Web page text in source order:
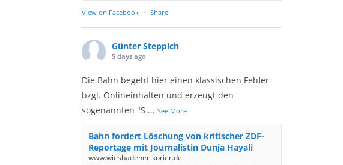
View on Facebook · Share
Günter Steppich
5 days ago
Die Bahn begeht hier einen klassischen Fehler
bzgl. Onlineinhalten und erzeugt den
sogenannten "S ... See More
Bahn fordert Löschung von kritischer ZDF-
Reportage mit Journalistin Dunja Hayali
www.wiesbadener-kurier.de